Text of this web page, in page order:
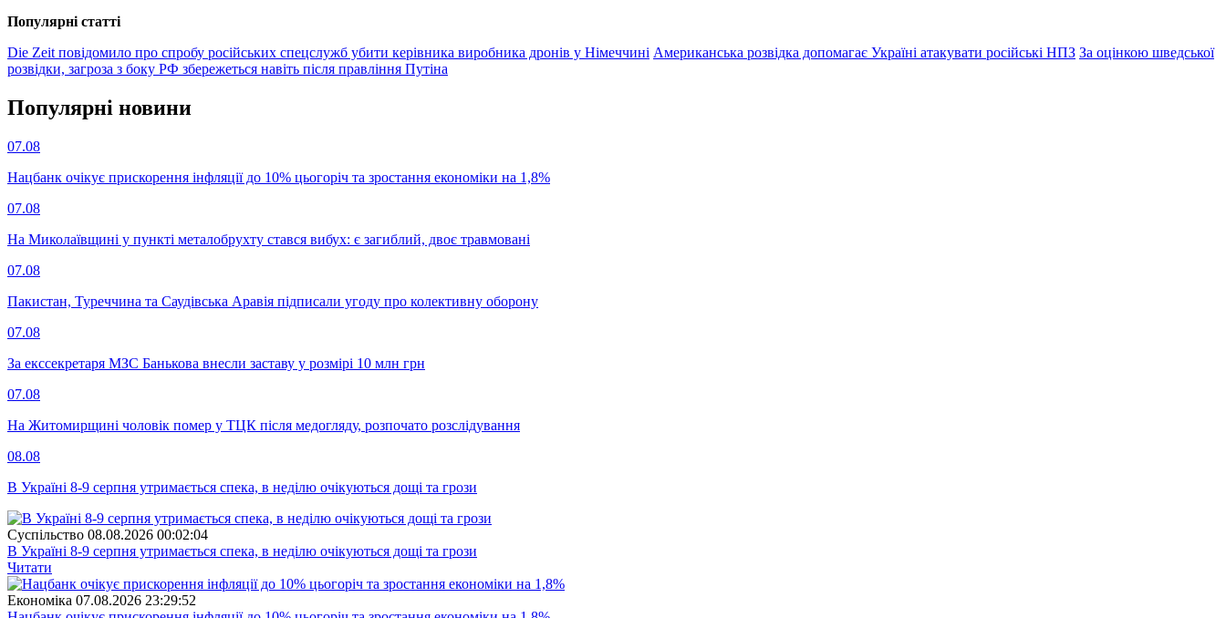
Популярнi статтi
Die Zeit повідомило про спробу російських спецслужб убити керівника виробника дронів у Німеччині Американська розвідка допомагає Україні атакувати російські НПЗ За оцінкою шведської
розвідки, загроза з боку РФ збережеться навіть після правління Путіна
Популярнi новини
07.08
Нацбанк очікує прискорення інфляції до 10% цьогоріч та зростання економіки на 1,8%
07.08
На Миколаївщині у пункті металобрухту стався вибух: є загиблий, двоє травмовані
07.08
Пакистан, Туреччина та Саудівська Аравія підписали угоду про колективну оборону
07.08
За екссекретаря МЗС Банькова внесли заставу у розмірі 10 млн грн
07.08
На Житомирщині чоловік помер у ТЦК після медогляду, розпочато розслідування
08.08
В Україні 8-9 серпня утримається спека, в неділю очікуються дощі та грози
Суспiльство 08.08.2026 00:02:04
В Україні 8-9 серпня утримається спека, в неділю очікуються дощі та грози
Читати
Економіка 07.08.2026 23:29:52